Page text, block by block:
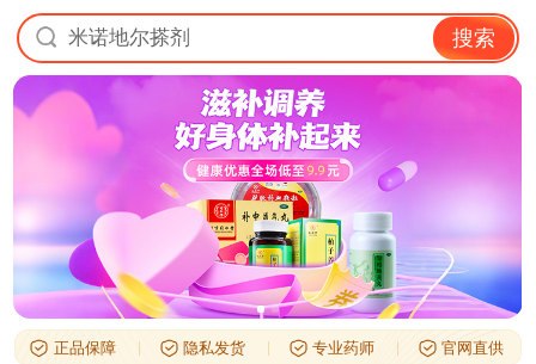
米诺地尔搽剂 搜索
正品保障 隐私发货 专业药师 官网直供